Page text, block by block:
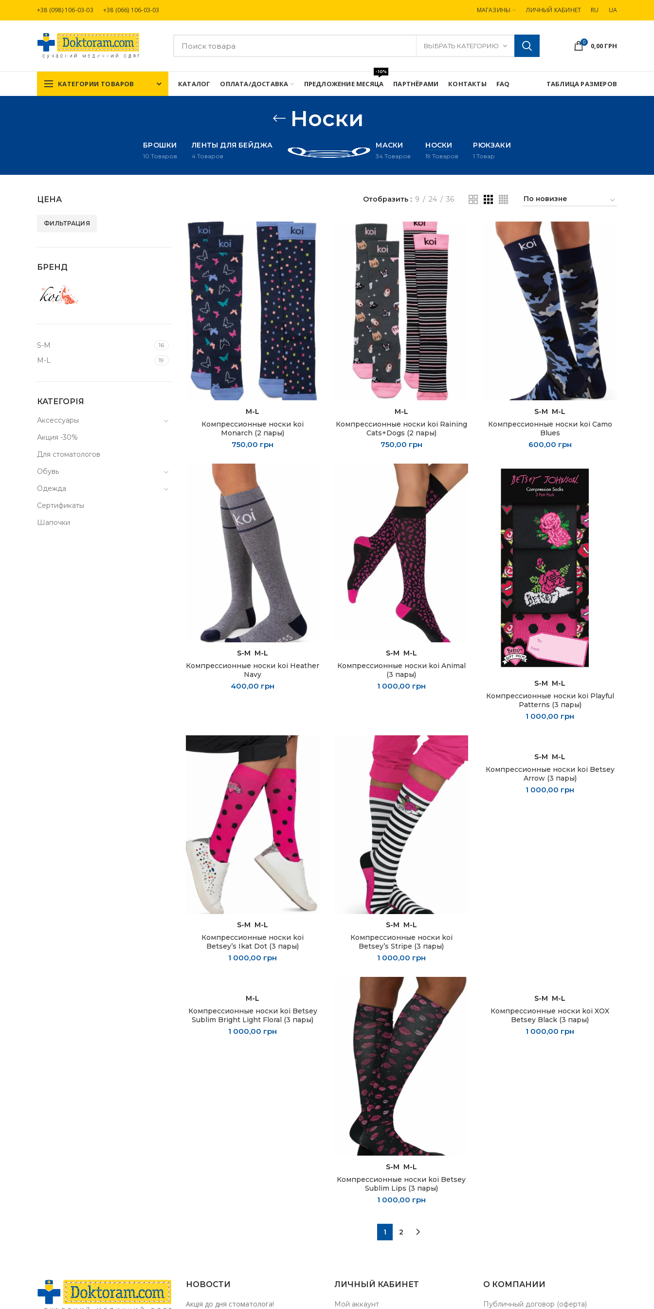
+38 (098) 106-03-03 +38 (066) 106-03-03 МАГАЗИНЫ ЛИЧНЫЙ КАБИНЕТ RU UA
ВЫБРАТЬ КАТЕГОРИЮ 0 0,00 ГРН
КАТЕГОРИИ ТОВАРОВ КАТАЛОГ ОПЛАТА/ДОСТАВКА ПРЕДЛОЖЕНИЕ МЕСЯЦА
-10%
ПАРТНЁРАМИ КОНТАКТЫ FAQ ТАБЛИЦА РАЗМЕРОВ
Носки
БРОШКИ
10 Товаров
ЛЕНТЫ ДЛЯ БЕЙДЖА
4 Товаров
МАСКИ
34 Товаров
НОСКИ
19 Товаров
РЮКЗАКИ
1 Товар
Отобразить 9 24 36
ВЫБЕРИТЕ ПАРАМЕТРЫ
M-L
Компрессионные носки koi
Monarch (2 пары)
750,00 грн
ВЫБЕРИТЕ ПАРАМЕТРЫ
M-L
Компрессионные носки koi Raining
Cats+Dogs (2 пары)
750,00 грн
ВЫБЕРИТЕ ПАРАМЕТРЫ
S-M M-L
Компрессионные носки koi Camo
Blues
600,00 грн
ВЫБЕРИТЕ ПАРАМЕТРЫ
S-M M-L
Компрессионные носки koi Heather
Navy
400,00 грн
ВЫБЕРИТЕ ПАРАМЕТРЫ
S-M M-L
Компрессионные носки koi Animal
(3 пары)
1 000,00 грн ВЫБЕРИТЕ ПАРАМЕТРЫ
S-M M-L
Компрессионные носки koi Playful
Patterns (3 пары)
1 000,00 грн
ВЫБЕРИТЕ ПАРАМЕТРЫ
S-M M-L
Компрессионные носки koi
Betsey’s Ikat Dot (3 пары)
1 000,00 грн
ВЫБЕРИТЕ ПАРАМЕТРЫ
S-M M-L
Компрессионные носки koi
Betsey’s Stripe (3 пары)
1 000,00 грн
ВЫБЕРИТЕ ПАРАМЕТРЫ
S-M M-L
Компрессионные носки koi Betsey
Arrow (3 пары)
1 000,00 грн
ВЫБЕРИТЕ ПАРАМЕТРЫ
M-L
Компрессионные носки koi Betsey
Sublim Bright Light Floral (3 пары)
1 000,00 грн
ВЫБЕРИТЕ ПАРАМЕТРЫ
S-M M-L
Компрессионные носки koi Betsey
Sublim Lips (3 пары)
1 000,00 грн
ВЫБЕРИТЕ ПАРАМЕТРЫ
S-M M-L
Компрессионные носки koi XOX
Betsey Black (3 пары)
1 000,00 грн
1 2
ЦЕНА
ФИЛЬТРАЦИЯ
БРЕНД
S-M 16
M-L 19
КАТЕГОРІЯ
Аксессуары
Акция -30%
Для стоматологов
Обувь
Одежда
Сертификаты
Шапочки
НОВОСТИ
Акція до дня стоматолога!
ЛИЧНЫЙ КАБИНЕТ
Мой аккаунт
О КОМПАНИИ
Публичный договор (оферта)